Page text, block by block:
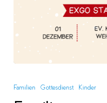
Familien Gottesdienst Kinder